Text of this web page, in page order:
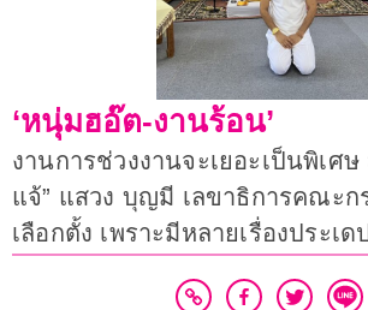
‘หนุ่มฮอ๊ต-งานร้อน’
งานการช่วงงานจะเยอะเป็นพิเศษ
แจ้” แสวง บุญมี เลขาธิการคณะก
เลือกตั้ง เพราะมีหลายเรื่องประเด